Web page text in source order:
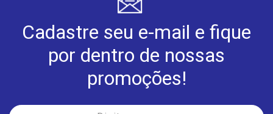
Cadastre seu e-mail e fique
por dentro de nossas
promoções!